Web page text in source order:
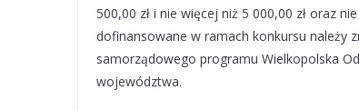
500,00 zł i nie więcej niż 5 000,00 zł oraz
dofinansowane w ramach konkursu należy
samorządowego programu Wielkopolska
województwa.